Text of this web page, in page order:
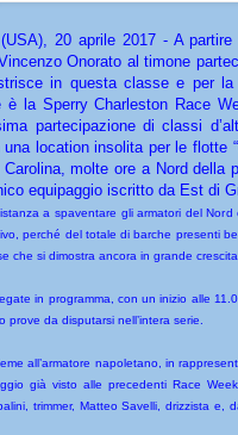
20 aprile 2017 -A partire
Onorato al timone
in questa classe e per la
è la Sperry Charleston Race
partecipazione di classi
location insolita per le flotte
Carolina, molte ore a Nord della
equipaggio iscritto da Est di
a spaventare gli armatori del
perché del totale di barche presenti
che si dimostra ancora in grande
in programma, con un inizio alle
prove da disputarsi nell’intera serie.
all’armatore napoletano, in
già visto alle precedenti Race
trimmer, Matteo Savelli, drizzista e,